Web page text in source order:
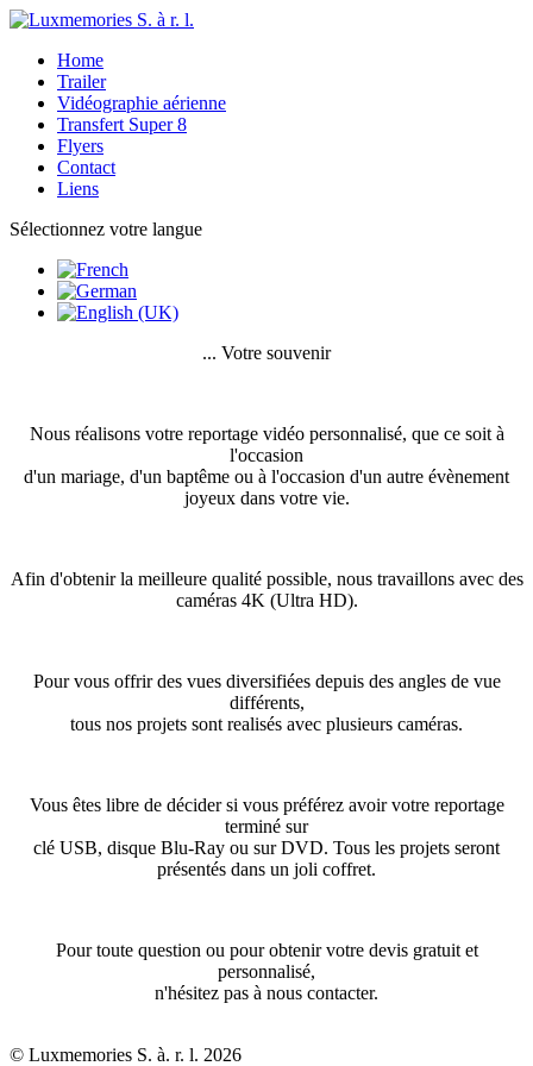
Home
Trailer
Vidéographie aérienne
Transfert Super 8
Flyers
Contact
Liens
Sélectionnez votre langue
... Votre souvenir
Nous réalisons votre reportage vidéo personnalisé, que ce soit à
l'occasion
d'un mariage, d'un baptême ou à l'occasion d'un autre évènement
joyeux dans votre vie.
Afin d'obtenir la meilleure qualité possible, nous travaillons avec des
caméras 4K (Ultra HD).
Pour vous offrir des vues diversifiées depuis des angles de vue
différents,
tous nos projets sont realisés avec plusieurs caméras.
Vous êtes libre de décider si vous préférez avoir votre reportage
terminé sur
clé USB, disque Blu-Ray ou sur DVD. Tous les projets seront
présentés dans un joli coffret.
Pour toute question ou pour obtenir votre devis gratuit et
personnalisé,
n'hésitez pas à nous contacter.
© Luxmemories S. à. r. l. 2026